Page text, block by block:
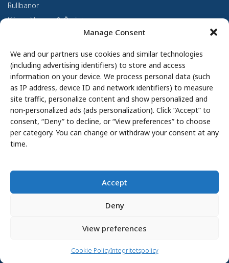
Manage Consent
We and our partners use cookies and similar technologies
(including advertising identifiers) to store and access
information on your device. We process personal data (such
as IP address, device ID and network identifiers) to measure
site traffic, personalize content and show personalized and
non-personalized ads (ads personalization). Click “Accept” to
consent, “Deny” to decline, or “View preferences” to choose
per category. You can change or withdraw your consent at any
time.
Accept
Deny
View preferences
Cookie PolicyIntegritetspolicy
Rullbanor
Kärror, Vagnar & Övrigt
Om oss
Om Haco Tellus
Vår verksamhet
Vår historia
Branscher
Hållbarhet
Integritetspolicy
Whistleblowing
Privacy Policy